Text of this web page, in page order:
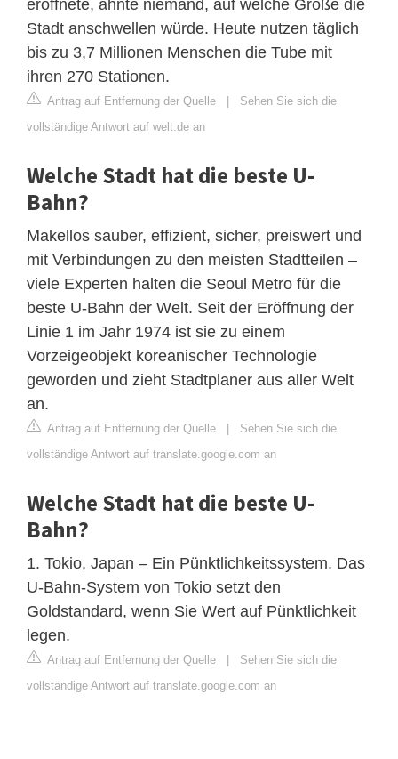
eröffnete, ahnte niemand, auf welche Größe die
Stadt anschwellen würde. Heute nutzen täglich
bis zu 3,7 Millionen Menschen die Tube mit
ihren 270 Stationen.
Antrag auf Entfernung der Quelle | Sehen Sie sich die
vollständige Antwort auf welt.de an
Welche Stadt hat die beste U-
Bahn?
Makellos sauber, effizient, sicher, preiswert und
mit Verbindungen zu den meisten Stadtteilen –
viele Experten halten die Seoul Metro für die
beste U-Bahn der Welt. Seit der Eröffnung der
Linie 1 im Jahr 1974 ist sie zu einem
Vorzeigeobjekt koreanischer Technologie
geworden und zieht Stadtplaner aus aller Welt
an.
Antrag auf Entfernung der Quelle | Sehen Sie sich die
vollständige Antwort auf translate.google.com an
Welche Stadt hat die beste U-
Bahn?
1. Tokio, Japan – Ein Pünktlichkeitssystem. Das
U-Bahn-System von Tokio setzt den
Goldstandard, wenn Sie Wert auf Pünktlichkeit
legen.
Antrag auf Entfernung der Quelle | Sehen Sie sich die
vollständige Antwort auf translate.google.com an